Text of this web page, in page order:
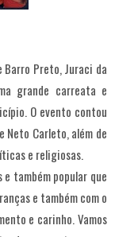
Preto, Juraci da
grande carreata e
O evento contou
Neto Carleto, além de
e religiosas.
também popular que
e também com o
e carinho. Vamos